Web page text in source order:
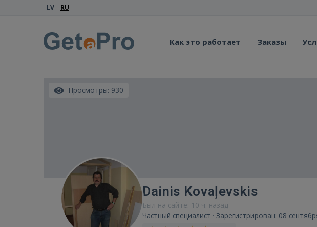
LV RU
Как это работает Заказы
Просмотры: 930
Dainis Kovaļevskis
Был на сайте: 10 ч. назад
Частный специалист · Зарегистрирован: 08